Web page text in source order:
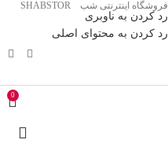
رد کردن به ناوبری
رد کردن به محتوای اصلی
فروشگاه اینترنتی شب SHABSTOR
0